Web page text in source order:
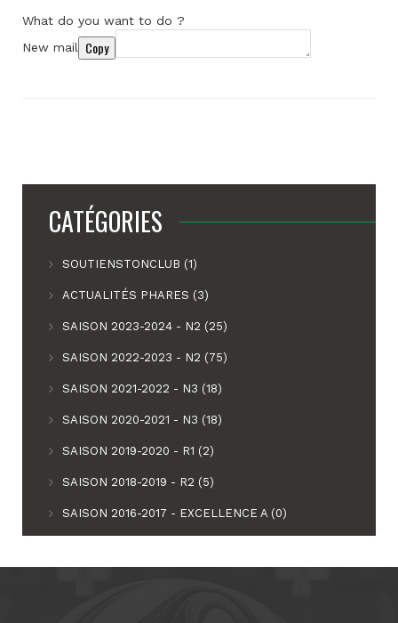
What do you want to do ?
New mail
Copy
CATÉGORIES
SOUTIENSTONCLUB (1)
ACTUALITÉS PHARES (3)
SAISON 2023-2024 - N2 (25)
SAISON 2022-2023 - N2 (75)
SAISON 2021-2022 - N3 (18)
SAISON 2020-2021 - N3 (18)
SAISON 2019-2020 - R1 (2)
SAISON 2018-2019 - R2 (5)
SAISON 2016-2017 - EXCELLENCE A (0)